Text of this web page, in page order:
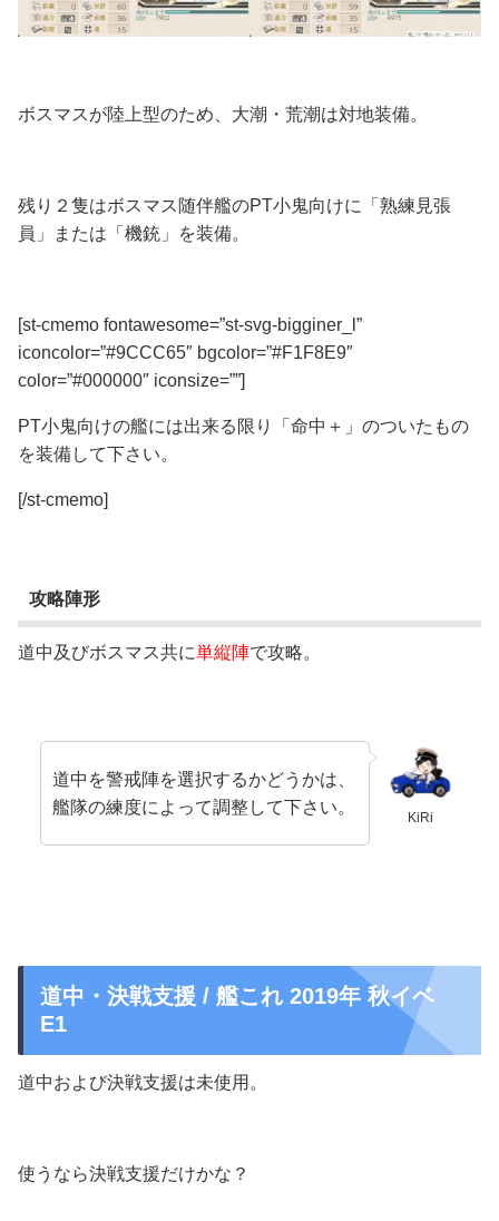
ボスマスが陸上型のため、大潮・荒潮は対地装備。
残り２隻はボスマス随伴艦のPT小鬼向けに「熟練見張
員」または「機銃」を装備。
[st-cmemo fontawesome=”st-svg-bigginer_l”
iconcolor=”#9CCC65″ bgcolor=”#F1F8E9″
color=”#000000″ iconsize=””]
PT小鬼向けの艦には出来る限り「命中＋」のついたもの
を装備して下さい。
[/st-cmemo]
攻略陣形
道中及びボスマス共に単縦陣で攻略。
KiRi
道中を警戒陣を選択するかどうかは、
艦隊の練度によって調整して下さい。
道中・決戦支援 / 艦これ 2019年 秋イベ
E1
道中および決戦支援は未使用。
使うなら決戦支援だけかな？